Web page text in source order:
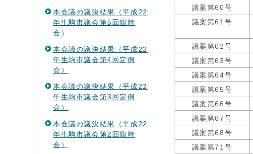
議案第60号
議案第61号
議案第62号
議案第63号
議案第64号
議案第65号
議案第66号
議案第67号
議案第68号
議案第71号
本会議の議決結果（平成22
年生駒市議会第5回臨時
会）
本会議の議決結果（平成22
年生駒市議会第4回定例
会）
本会議の議決結果（平成22
年生駒市議会第3回定例
会）
本会議の議決結果（平成22
年生駒市議会第2回臨時
会）